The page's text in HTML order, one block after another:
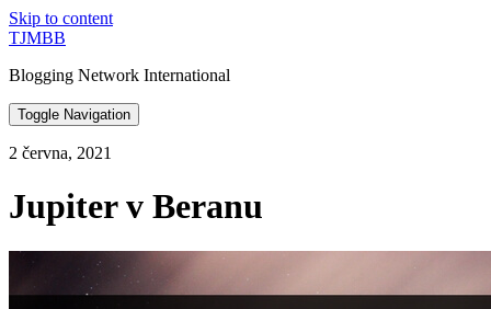
Skip to content
TJMBB
Blogging Network International
Toggle Navigation
2 června, 2021
Jupiter v Beranu